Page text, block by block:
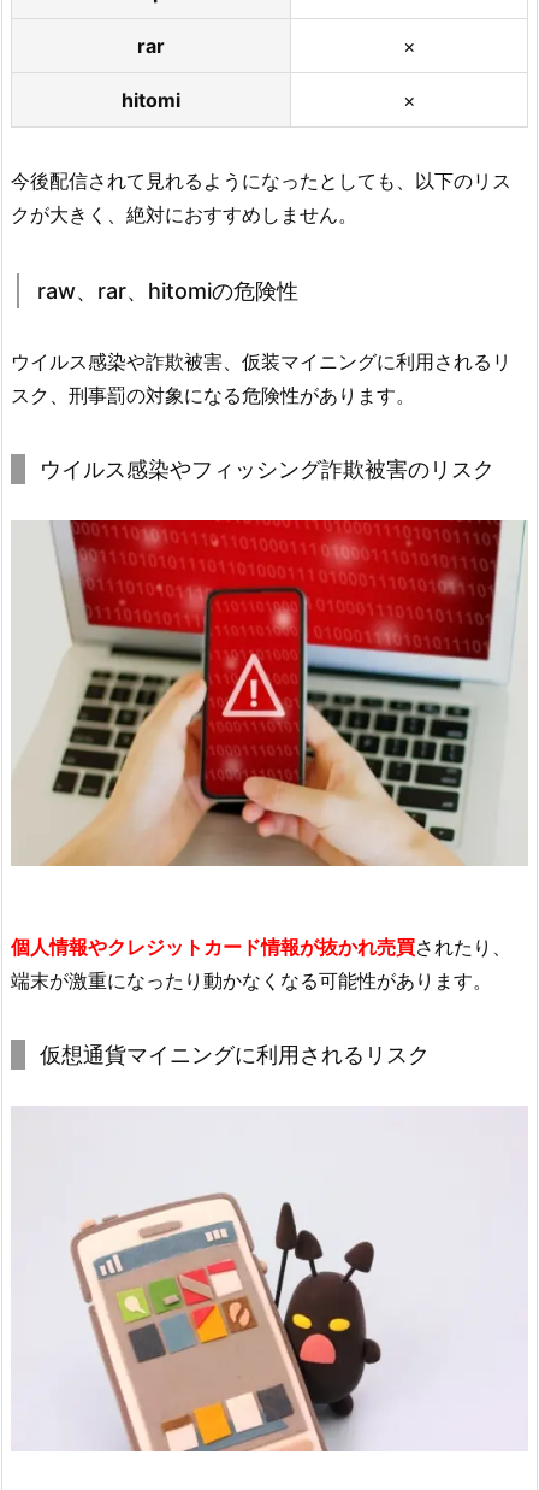
rar ×
hitomi ×
今後配信されて見れるようになったとしても、以下のリス
クが大きく、絶対におすすめしません。
raw、rar、hitomiの危険性
ウイルス感染や詐欺被害、仮装マイニングに利用されるリ
スク、刑事罰の対象になる危険性があります。
ウイルス感染やフィッシング詐欺被害のリスク
個人情報やクレジットカード情報が抜かれ売買されたり、
端末が激重になったり動かなくなる可能性があります。
仮想通貨マイニングに利用されるリスク